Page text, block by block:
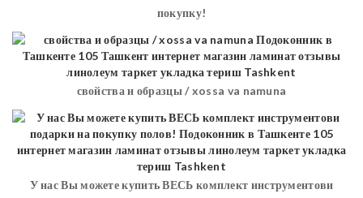
покупку!
свойства и образцы / xossa va namuna
У нас Вы можете купить ВЕСЬ комплект инструментови